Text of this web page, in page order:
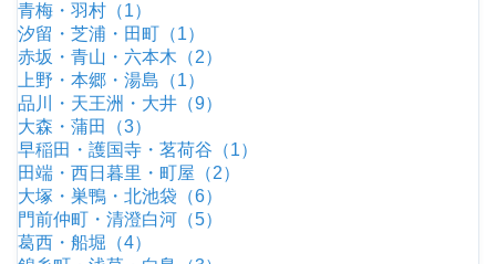
青梅・羽村（1）
汐留・芝浦・田町（1）
赤坂・青山・六本木（2）
上野・本郷・湯島（1）
品川・天王洲・大井（9）
大森・蒲田（3）
早稲田・護国寺・茗荷谷（1）
田端・西日暮里・町屋（2）
大塚・巣鴨・北池袋（6）
門前仲町・清澄白河（5）
葛西・船堀（4）